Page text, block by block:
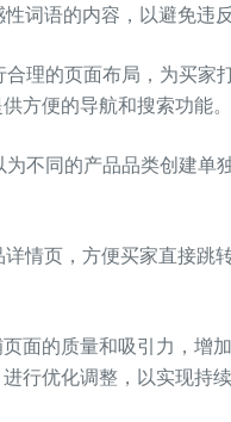
词语的内容，以避免违反
理的页面布局，为买家
方便的导航和搜索功能。
不同的产品品类创建单
情页，方便买家直接跳
面的质量和吸引力，增
行优化调整，以实现持